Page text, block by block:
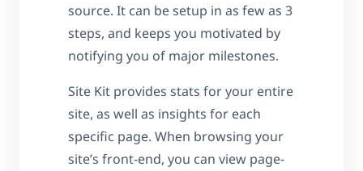
source. It can be setup in as few as 3
steps, and keeps you motivated by
notifying you of major milestones.
Site Kit provides stats for your entire
site, as well as insights for each
specific page. When browsing your
site’s front-end, you can view page-